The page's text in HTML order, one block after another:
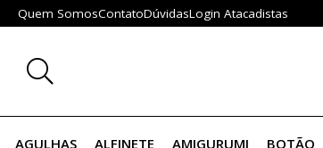
Quem SomosContatoDúvidasLogin Atacadistas
AGULHAS ALFINETE AMIGURUMI BOTÃO